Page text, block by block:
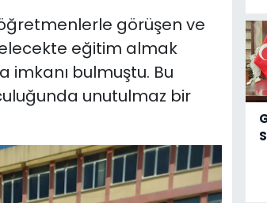
görüşen ve
eğitim almak
imkanı bulmuştu. Bu
unutulmaz bir